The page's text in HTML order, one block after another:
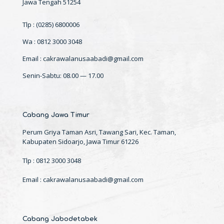
Tlp : (0285) 6800006
Wa : 0812 3000 3048
Email : cakrawalanusaabadi@gmail.com
Senin-Sabtu: 08.00 — 17.00
Cabang Jawa Timur
Perum Griya Taman Asri, Tawang Sari, Kec. Taman,
Kabupaten Sidoarjo, Jawa Timur 61226
Tlp : 0812 3000 3048
Email : cakrawalanusaabadi@gmail.com
Cabang Jabodetabek